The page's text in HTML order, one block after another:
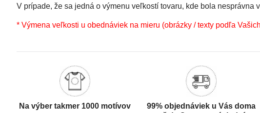
V prípade, že sa jedná o výmenu veľkostí tovaru, kde bola
* Výmena veľkosti u obednáviek na mieru (obrázky / texty podľa
Na výber takmer 1000 motívov
99% objednáviek u Vás doma